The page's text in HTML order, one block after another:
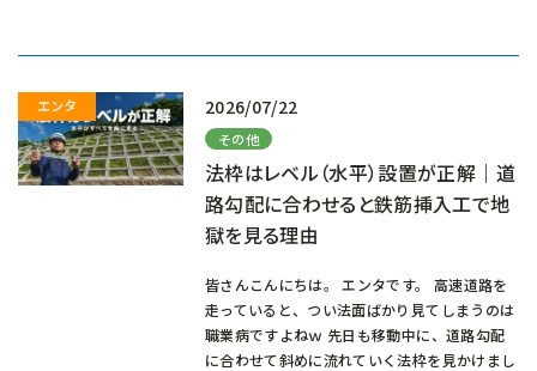
2026/07/22
その他
法枠はレベル（水平）設置が正解｜道
路勾配に合わせると鉄筋挿入工で地
獄を見る理由
皆さんこんにちは。 エンタです。 高速道路を
走っていると、つい法面ばかり見てしまうのは
職業病ですよねｗ 先日も移動中に、道路勾配
に合わせて斜めに流れていく法枠を見かけまし